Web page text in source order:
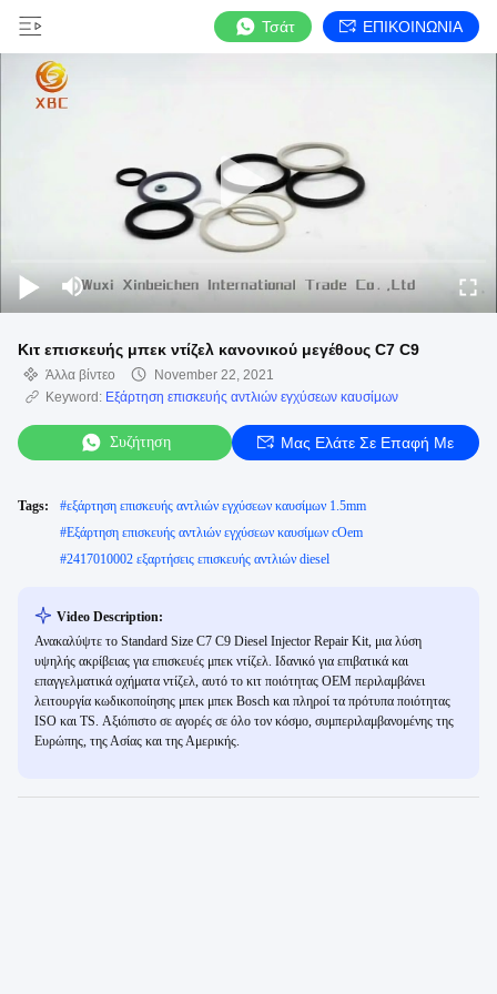
Τσάτ ΕΠΙΚΟΙΝΩΝΙΑ
Κιτ επισκευής μπεκ ντίζελ κανονικού μεγέθους C7 C9
Άλλα βίντεο
November 22, 2021
Keyword: Εξάρτηση επισκευής αντλιών εγχύσεων καυσίμων
Συζήτηση Μας Ελάτε Σε Επαφή Με
Tags: #εξάρτηση επισκευής αντλιών εγχύσεων καυσίμων 1.5mm
#Εξάρτηση επισκευής αντλιών εγχύσεων καυσίμων cOem
#2417010002 εξαρτήσεις επισκευής αντλιών diesel
Video Description:
Ανακαλύψτε το Standard Size C7 C9 Diesel Injector Repair Kit, μια λύση
υψηλής ακρίβειας για επισκευές μπεκ ντίζελ. Ιδανικό για επιβατικά και
επαγγελματικά οχήματα ντίζελ, αυτό το κιτ ποιότητας OEM περιλαμβάνει
λειτουργία κωδικοποίησης μπεκ μπεκ Bosch και πληροί τα πρότυπα ποιότητας
ISO και TS. Αξιόπιστο σε αγορές σε όλο τον κόσμο, συμπεριλαμβανομένης της
Ευρώπης, της Ασίας και της Αμερικής.